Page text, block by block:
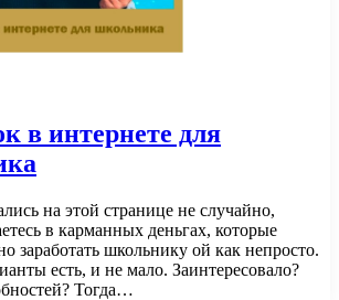
в интернете для
на этой странице не случайно,
в карманных деньгах, которые
заработать школьнику ой как непросто.
есть, и не мало. Заинтересовало?
Тогда…